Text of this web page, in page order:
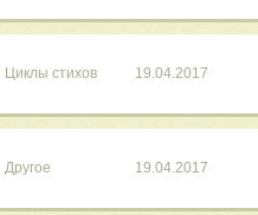
Циклы стихов 19.04.2017
Другое 19.04.2017